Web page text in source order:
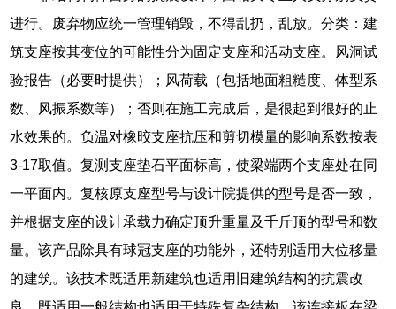
进行。废弃物应统一管理销毁，不得乱扔，乱放。分类：建
筑支座按其变位的可能性分为固定支座和活动支座。风洞试
验报告（必要时提供）；风荷载（包括地面粗糙度、体型系
数、风振系数等）；否则在施工完成后，是很起到很好的止
水效果的。负温对橡晈支座抗压和剪切模量的影响系数按表
3-17取值。复测支座垫石平面标高，使梁端两个支座处在同
一平面内。复核原支座型号与设计院提供的型号是否一致，
并根据支座的设计承载力确定顶升重量及千斤顶的型号和数
量。该产品除具有球冠支座的功能外，还特别适用大位移量
的建筑。该技术既适用新建筑也适用旧建筑结构的抗震改